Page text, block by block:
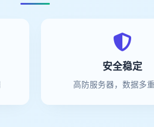
安全稳定
高防服务器，数据多